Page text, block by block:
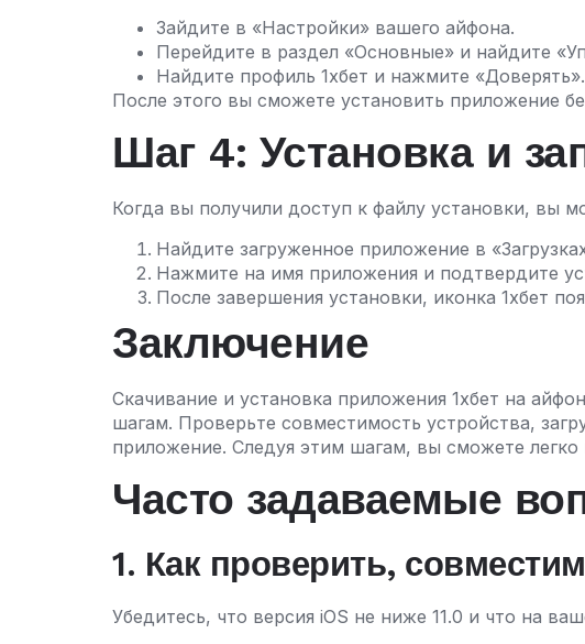
Зайдите в «Настройки» вашего айфона.
Перейдите в раздел «Основные» и найдите
Найдите профиль 1хбет и нажмите «Доверять».
После этого вы сможете установить приложение
Шаг 4: Установка и
Когда вы получили доступ к файлу установки, вы
Найдите загруженное приложение в
Нажмите на имя приложения и подтвердите
После завершения установки, иконка 1хбет
Заключение
Скачивание и установка приложения 1хбет на
шагам. Проверьте совместимость устройства,
приложение. Следуя этим шагам, вы сможете легко
Часто задаваемые
1. Как проверить,
Убедитесь, что версия iOS не ниже 11.0 и что на